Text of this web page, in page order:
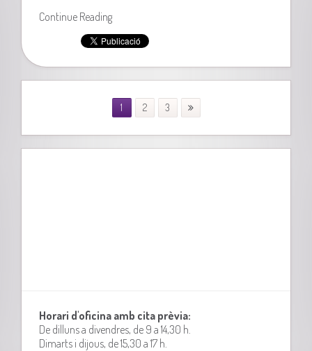
Continue Reading
1 2 3
Horari d'oficina amb cita prèvia:
De dilluns a divendres, de 9 a 14,30 h.
Dimarts i dijous, de 15,30 a 17 h.